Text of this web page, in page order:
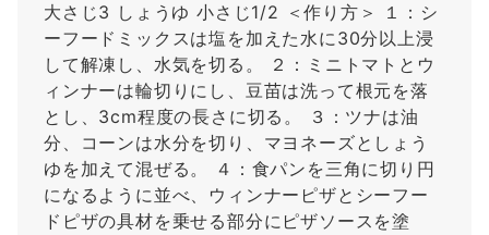
大さじ3 しょうゆ 小さじ1/2 ＜作り方＞ １：シ
ーフードミックスは塩を加えた水に30分以上浸
して解凍し、水気を切る。 ２：ミニトマトとウ
ィンナーは輪切りにし、豆苗は洗って根元を落
とし、3cm程度の長さに切る。 ３：ツナは油
分、コーンは水分を切り、マヨネーズとしょう
ゆを加えて混ぜる。 ４：食パンを三角に切り円
になるように並べ、ウィンナーピザとシーフー
ドピザの具材を乗せる部分にピザソースを塗